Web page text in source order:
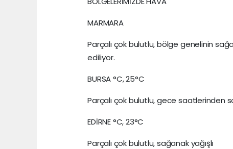
MARMARA
Parçalı çok bulutlu, bölge genelinin
ediliyor.
BURSA °C, 25°C
Parçalı çok bulutlu, gece saatlerinden
EDİRNE °C, 23°C
Parçalı çok bulutlu, sağanak yağışlı